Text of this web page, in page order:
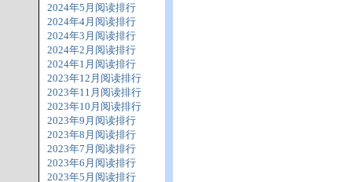
2024年5月阅读排行
2024年4月阅读排行
2024年3月阅读排行
2024年2月阅读排行
2024年1月阅读排行
2023年12月阅读排行
2023年11月阅读排行
2023年10月阅读排行
2023年9月阅读排行
2023年8月阅读排行
2023年7月阅读排行
2023年6月阅读排行
2023年5月阅读排行